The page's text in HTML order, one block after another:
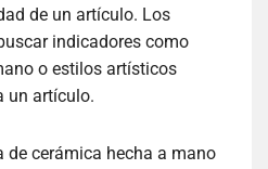
de un artículo. Los
indicadores como
o estilos artísticos
un artículo.
de cerámica hecha a mano